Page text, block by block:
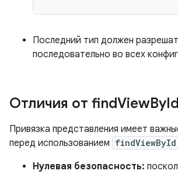
Последний тип должен
последовательно во всех
Отличия от findViewById
Привязка представления имеет
перед использованием findViewById
Нулевая безопасность: